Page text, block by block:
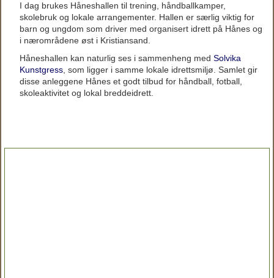
I dag brukes Håneshallen til trening, håndballkamper,
skolebruk og lokale arrangementer. Hallen er særlig viktig for
barn og ungdom som driver med organisert idrett på Hånes og
i nærområdene øst i Kristiansand.
Håneshallen kan naturlig ses i sammenheng med Solvika
Kunstgress , som ligger i samme lokale idrettsmiljø. Samlet gir
disse anleggene Hånes et godt tilbud for håndball, fotball,
skoleaktivitet og lokal breddeidrett.